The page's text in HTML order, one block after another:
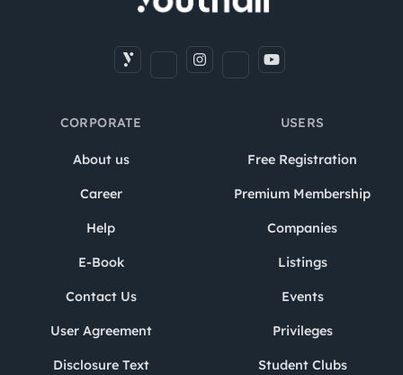
CORPORATE
About us
Career
Help
E-Book
Contact Us
User Agreement
Disclosure Text
USERS
Free Registration
Premium Membership
Companies
Listings
Events
Privileges
Student Clubs